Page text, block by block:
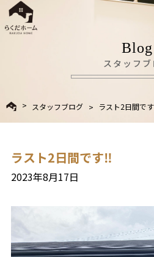
Blog
スタッフブ
スタッフブログ ラスト2日間で
ラスト2日間です‼
2023年8月17日